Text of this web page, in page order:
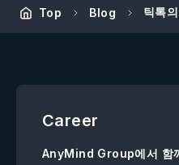
Top Blog 틱톡
Career
AnyMind Group에서 함